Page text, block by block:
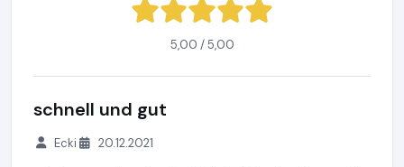
5,00 / 5,00
schnell und gut
Ecki 20.12.2021